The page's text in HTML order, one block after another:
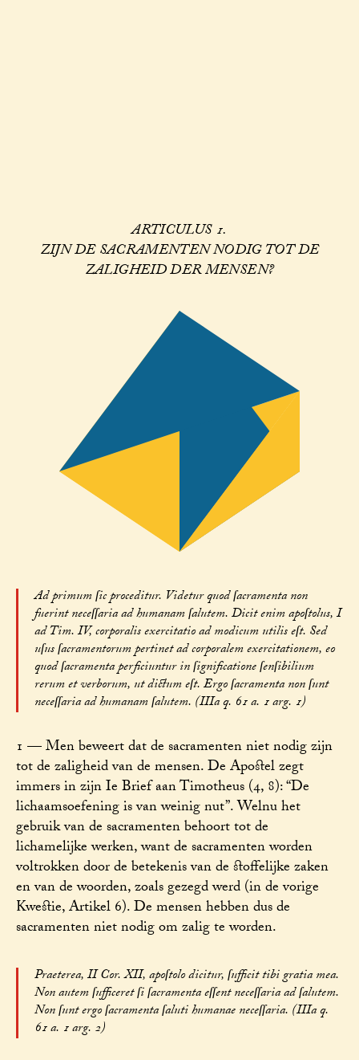
ARTICULUS 1.
ZIJN DE SACRAMENTEN NODIG TOT DE
ZALIGHEID DER MENSEN?
Ad primum ſic proceditur. Videtur quod ſacramenta non
fuerint neceſſaria ad humanam ſalutem. Dicit enim apoſtolus, I
ad Tim. IV, corporalis exercitatio ad modicum utilis eſt. Sed
uſus ſacramentorum pertinet ad corporalem exercitationem, eo
quod ſacramenta perficiuntur in ſignificatione ſenſibilium
rerum et verborum, ut dictum eſt. Ergo ſacramenta non ſunt
neceſſaria ad humanam ſalutem. (IIIa q. 61 a. 1 arg. 1)
1 — Men beweert dat de sacramenten niet nodig zijn
tot de zaligheid van de mensen. De Apostel zegt
immers in zijn Ie Brief aan Timotheus (4, 8): “De
lichaamsoefening is van weinig nut”. Welnu het
gebruik van de sacramenten behoort tot de
lichamelijke werken, want de sacramenten worden
voltrokken door de betekenis van de stoffelijke zaken
en van de woorden, zoals gezegd werd (in de vorige
Kwestie, Artikel 6). De mensen hebben dus de
sacramenten niet nodig om zalig te worden.
Praeterea, II Cor. XII, apoſtolo dicitur, ſufficit tibi gratia mea.
Non autem ſufficeret ſi ſacramenta eſſent neceſſaria ad ſalutem.
Non ſunt ergo ſacramenta ſaluti humanae neceſſaria. (IIIa q.
61 a. 1 arg. 2)